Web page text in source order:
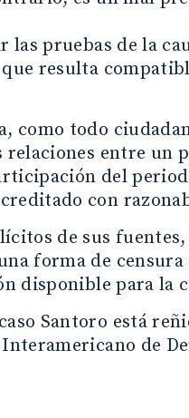
pruebas de la
resulta
como todo
entre un
del
con
de sus
forma de
disponible para la
Santoro está
de